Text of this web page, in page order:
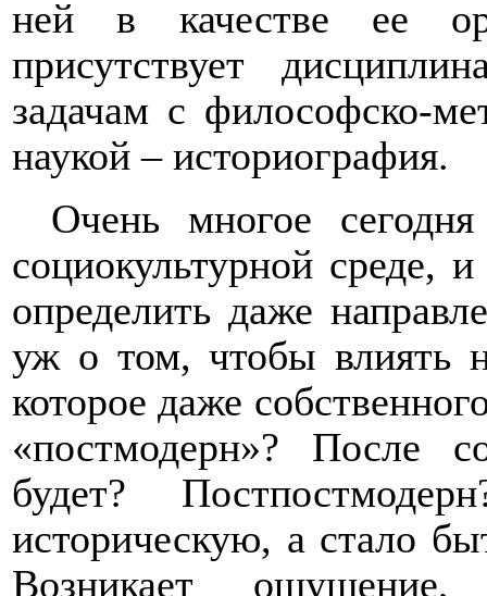
ней в качестве ее
присутствует
задачам с философско-
наукой – историография.
Очень многое
социокультурной среде,
определить даже
уж о том, чтобы
которое даже
«постмодерн»? После
будет?
историческую, а стало
Возникает ощущение,